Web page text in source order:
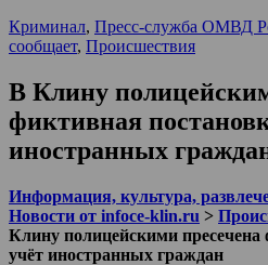
Криминал, Пресс-служба ОМВД
сообщает, Происшествия
В Клину
фиктивная
иностранных
Информация, культура,
Новости от infoce-klin.ru >
Клину полицейскими пресечена
учёт иностранных граждан